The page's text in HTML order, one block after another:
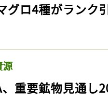
グロ4種がランク
源
、重要鉱物見通